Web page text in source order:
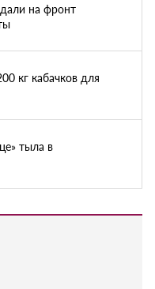
на фронт
кг кабачков для
тыла в